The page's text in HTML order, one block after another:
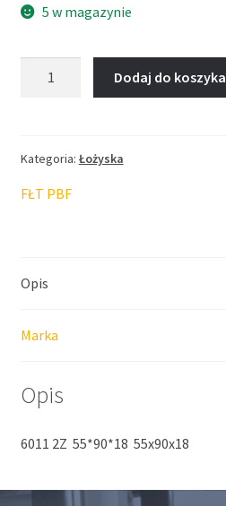
5 w magazynie
Dodaj do koszyka
Kategoria: Łożyska
FŁT PBF
Opis
Marka
Opis
6011 2Z 55*90*18 55x90x18